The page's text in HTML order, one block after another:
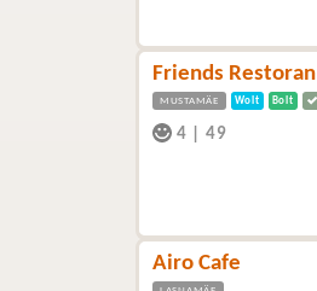
Friends Restoran
MUSTAMÄE Wolt Bolt
4 49
Airo Cafe